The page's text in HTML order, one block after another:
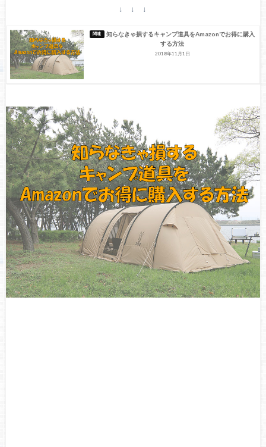
↓ ↓ ↓
知らなきゃ損するキャンプ道具をAmazonでお得に購入
する方法
2018年11月1日